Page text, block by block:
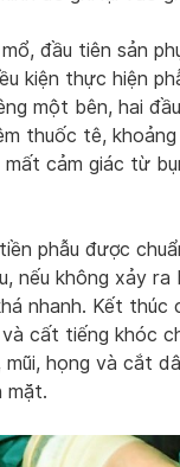
đầu tiên sản
kiện thực hiện
một bên, hai
thuốc tê, khoảng
cảm giác từ
phẫu được
nếu không xảy ra
nhanh. Kết thúc
cất tiếng khóc
họng và cắt
mặt.